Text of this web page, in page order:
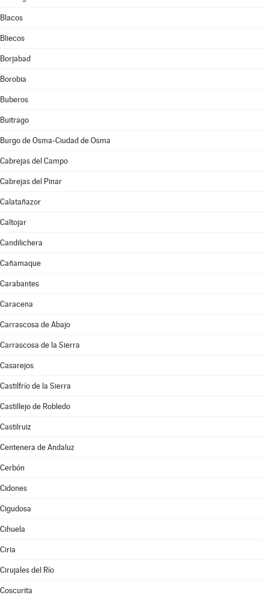
Blacos
Bliecos
Borjabad
Borobia
Buberos
Buitrago
Burgo de Osma-Ciudad de Osma
Cabrejas del Campo
Cabrejas del Pinar
Calatañazor
Caltojar
Candilichera
Cañamaque
Carabantes
Caracena
Carrascosa de Abajo
Carrascosa de la Sierra
Casarejos
Castilfrío de la Sierra
Castillejo de Robledo
Castilruiz
Centenera de Andaluz
Cerbón
Cidones
Cigudosa
Cihuela
Ciria
Cirujales del Río
Coscurita